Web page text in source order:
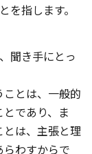
を指します。
聞き手にとっ
とは、一般的
であり、ま
は、主張と理
わすからで